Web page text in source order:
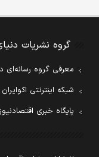
گروه نشریات
معرفی گروه رسانه‌ای
شبکه اینترنتی اکوایران
پایگاه خبری